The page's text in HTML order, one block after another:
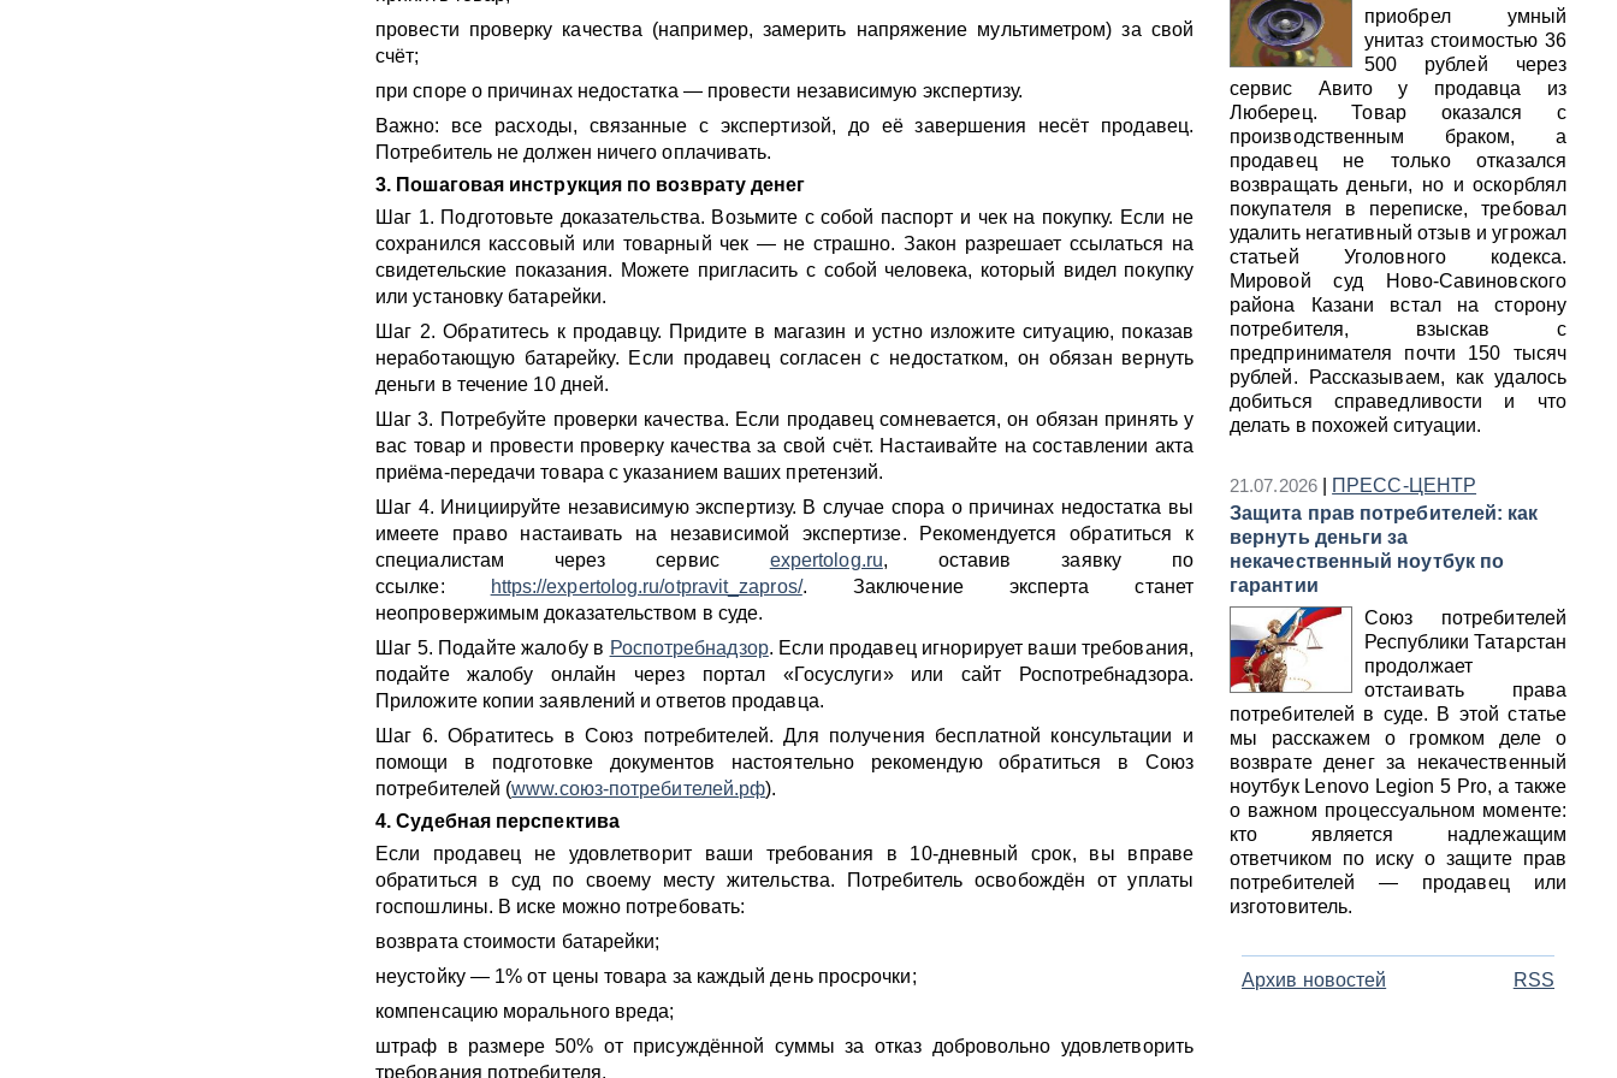
приобрел умный
унитаз стоимостью 36
500 рублей через
сервис Авито у продавца из
Люберец. Товар оказался с
производственным браком, а
продавец не только отказался
возвращать деньги, но и оскорблял
покупателя в переписке, требовал
удалить негативный отзыв и угрожал
статьей Уголовного кодекса.
Мировой суд Ново-Савиновского
района Казани встал на сторону
потребителя, взыскав с
предпринимателя почти 150 тысяч
рублей. Рассказываем, как удалось
добиться справедливости и что
делать в похожей ситуации.
21.07.2026|
ПРЕСС-ЦЕНТР
Защита прав потребителей: как
вернуть деньги за
некачественный ноутбук по
гарантии
Союз потребителей
Республики Татарстан
продолжает
отстаивать права
потребителей в суде. В этой статье
мы расскажем о громком деле о
возврате денег за некачественный
ноутбук Lenovo Legion 5 Pro, а также
о важном процессуальном моменте:
кто является надлежащим
ответчиком по иску о защите прав
потребителей — продавец или
изготовитель.
Архив новостей RSS
провести проверку качества (например, замерить напряжение мультиметром) за свой
счёт;
при споре о причинах недостатка — провести независимую экспертизу.
Важно: все расходы, связанные с экспертизой, до её завершения несёт продавец.
Потребитель не должен ничего оплачивать.
3. Пошаговая инструкция по возврату денег
Шаг 1. Подготовьте доказательства. Возьмите с собой паспорт и чек на покупку. Если не
сохранился кассовый или товарный чек — не страшно. Закон разрешает ссылаться на
свидетельские показания. Можете пригласить с собой человека, который видел покупку
или установку батарейки.
Шаг 2. Обратитесь к продавцу. Придите в магазин и устно изложите ситуацию, показав
неработающую батарейку. Если продавец согласен с недостатком, он обязан вернуть
деньги в течение 10 дней.
Шаг 3. Потребуйте проверки качества. Если продавец сомневается, он обязан принять у
вас товар и провести проверку качества за свой счёт. Настаивайте на составлении акта
приёма-передачи товара с указанием ваших претензий.
Шаг 4. Инициируйте независимую экспертизу. В случае спора о причинах недостатка вы
имеете право настаивать на независимой экспертизе. Рекомендуется обратиться к
специалистам через сервис expertolog.ru, оставив заявку по
ссылке:
https://expertolog.ru/otpravit_zapros/. Заключение эксперта станет
неопровержимым доказательством в суде.
Шаг 5. Подайте жалобу в Роспотребнадзор. Если продавец игнорирует ваши требования,
подайте жалобу онлайн через портал «Госуслуги» или сайт Роспотребнадзора.
Приложите копии заявлений и ответов продавца.
Шаг 6. Обратитесь в Союз потребителей. Для получения бесплатной консультации и
помощи в подготовке документов настоятельно рекомендую обратиться в Союз
потребителей (www.союз-потребителей.рф).
4. Судебная перспектива
Если продавец не удовлетворит ваши требования в 10-дневный срок, вы вправе
обратиться в суд по своему месту жительства. Потребитель освобождён от уплаты
госпошлины. В иске можно потребовать:
возврата стоимости батарейки;
неустойку — 1% от цены товара за каждый день просрочки;
компенсацию морального вреда;
штраф в размере 50% от присуждённой суммы за отказ добровольно удовлетворить
требования потребителя.